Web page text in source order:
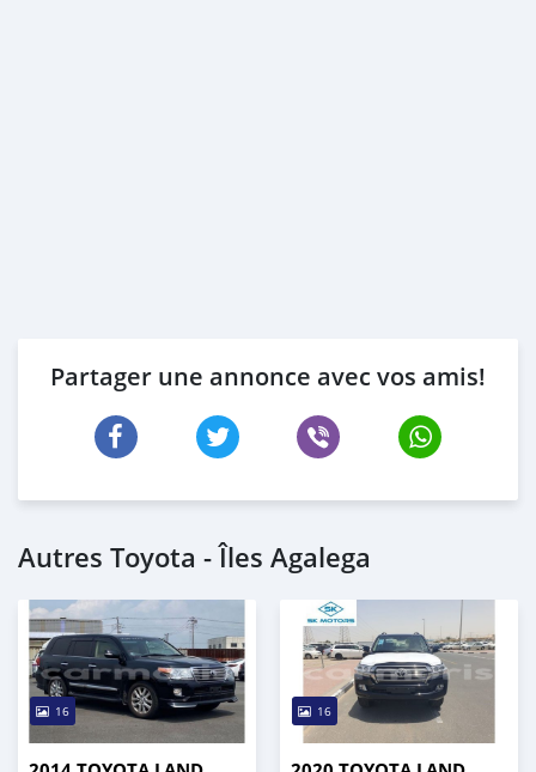
Partager une annonce avec vos amis!
Autres Toyota - Îles Agalega
16 16